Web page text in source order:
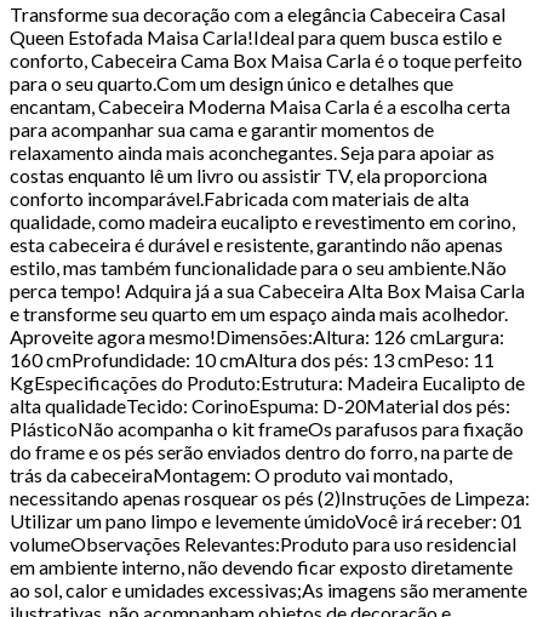
Transforme sua decoração com a elegância Cabeceira Casal
Queen Estofada Maisa Carla!Ideal para quem busca estilo e
conforto, Cabeceira Cama Box Maisa Carla é o toque perfeito
para o seu quarto.Com um design único e detalhes que
encantam, Cabeceira Moderna Maisa Carla é a escolha certa
para acompanhar sua cama e garantir momentos de
relaxamento ainda mais aconchegantes. Seja para apoiar as
costas enquanto lê um livro ou assistir TV, ela proporciona
conforto incomparável.Fabricada com materiais de alta
qualidade, como madeira eucalipto e revestimento em corino,
esta cabeceira é durável e resistente, garantindo não apenas
estilo, mas também funcionalidade para o seu ambiente.Não
perca tempo! Adquira já a sua Cabeceira Alta Box Maisa Carla
e transforme seu quarto em um espaço ainda mais acolhedor.
Aproveite agora mesmo!Dimensões:Altura: 126 cmLargura:
160 cmProfundidade: 10 cmAltura dos pés: 13 cmPeso: 11
KgEspecificações do Produto:Estrutura: Madeira Eucalipto de
alta qualidadeTecido: CorinoEspuma: D-20Material dos pés:
PlásticoNão acompanha o kit frameOs parafusos para fixação
do frame e os pés serão enviados dentro do forro, na parte de
trás da cabeceiraMontagem: O produto vai montado,
necessitando apenas rosquear os pés (2)Instruções de Limpeza:
Utilizar um pano limpo e levemente úmidoVocê irá receber: 01
volumeObservações Relevantes:Produto para uso residencial
em ambiente interno, não devendo ficar exposto diretamente
ao sol, calor e umidades excessivas;As imagens são meramente